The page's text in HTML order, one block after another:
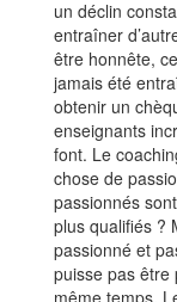
un déclin
entraîner
être honnête,
jamais été
obtenir un
enseignants
font. Le
chose de
passionnés
plus qualifiés ?
passionné et
puisse pas être
même temps.